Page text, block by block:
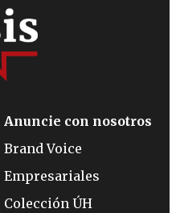
Anuncie con nosotros
Brand Voice
Empresariales
Colección ÚH